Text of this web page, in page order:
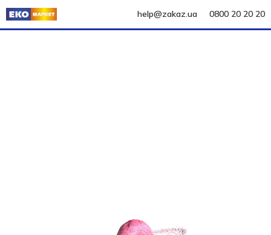
help@zakaz.ua 0800 20 20 20